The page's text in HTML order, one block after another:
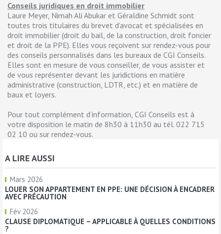
Conseils juridiques en droit immobilier
Laure Meyer, Nimah Ali Abukar et Géraldine Schmidt sont
toutes trois titulaires du brevet d’avocat et spécialisées en
droit immobilier (droit du bail, de la construction, droit foncier
et droit de la PPE). Elles vous reçoivent sur rendez-vous pour
des conseils personnalisés dans les bureaux de CGI Conseils.
Elles sont en mesure de vous conseiller, de vous assister et
de vous représenter devant les juridictions en matière
administrative (construction, LDTR, etc.) et en matière de
baux et loyers.
Pour tout complément d’information, CGI Conseils est à
votre disposition le matin de 8h30 à 11h30 au tél. 022 715
02 10 ou sur rendez-vous.
A LIRE AUSSI
Mars 2026
LOUER SON APPARTEMENT EN PPE: UNE DÉCISION À ENCADRER
AVEC PRÉCAUTION
Fév 2026
CLAUSE DIPLOMATIQUE – APPLICABLE À QUELLES CONDITIONS
?